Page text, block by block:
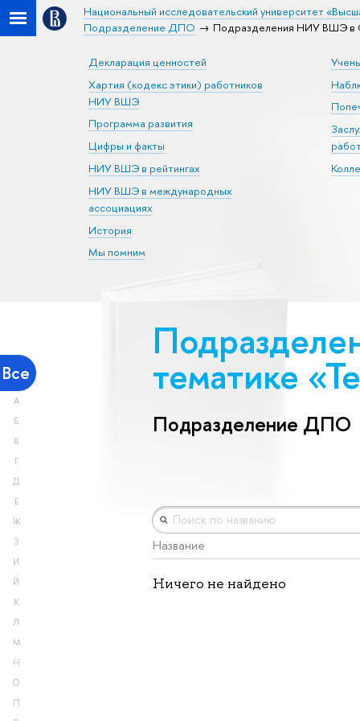
Национальный исследовательский университет
Подразделение ДПО
Подразделения НИУ ВШЭ в
Декларация ценностей
Хартия (кодекс этики) работников
НИУ ВШЭ
Программа развития
Цифры и факты
НИУ ВШЭ в рейтингах
НИУ ВШЭ в международных
ассоциациях
История
Мы помним
Все
А
Б
В
Г
Д
Е
Ж
З
И
Й
К
Л
М
Н
О
П
тематике
Подразделение ДПО
Название
Ничего не найдено